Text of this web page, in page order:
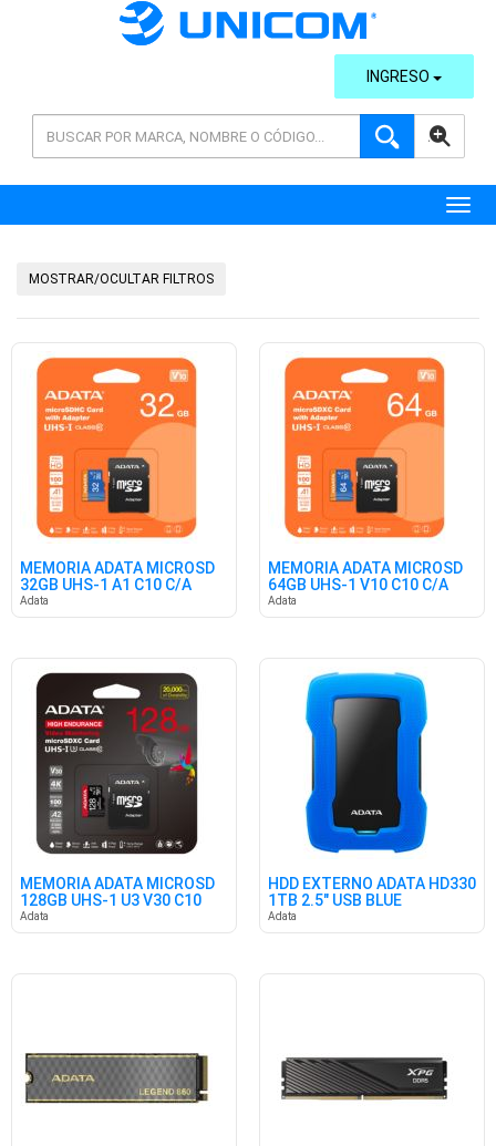
AVANZADA
INGRESO
MOSTRAR/OCULTAR FILTROS
MEMORIA ADATA MICROSD
32GB UHS-1 A1 C10 C/A
Adata
MEMORIA ADATA MICROSD
64GB UHS-1 V10 C10 C/A
Adata
MEMORIA ADATA MICROSD
128GB UHS-1 U3 V30 C10
C/A
Adata
HDD EXTERNO ADATA HD330
1TB 2.5" USB BLUE
Adata